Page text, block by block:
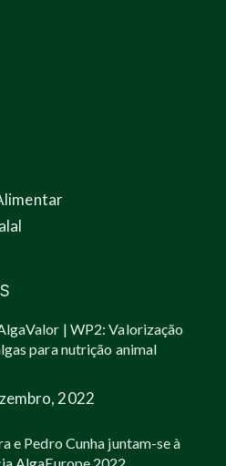
| WP2: Valorização
para nutrição animal
2022
e Pedro Cunha juntam-se à